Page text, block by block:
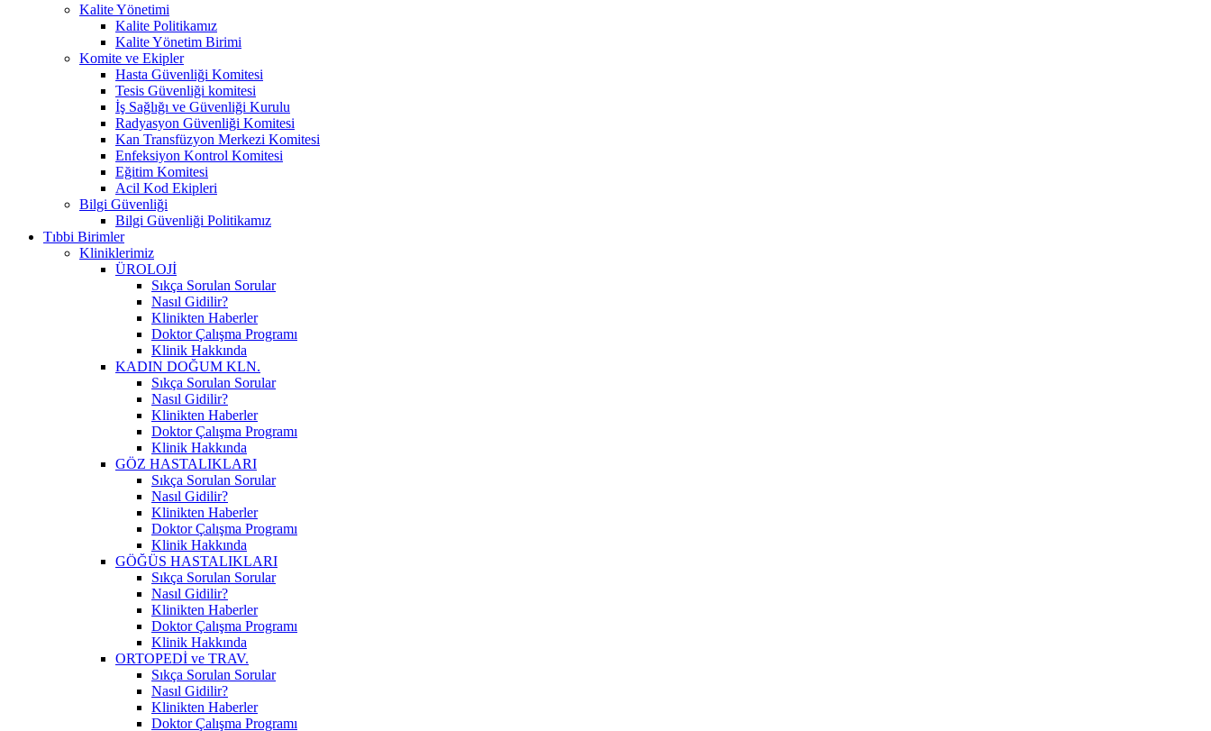
Kalite Yönetimi
Kalite Politikamız
Kalite Yönetim Birimi
Komite ve Ekipler
Hasta Güvenliği Komitesi
Tesis Güvenliği komitesi
İş Sağlığı ve Güvenliği Kurulu
Radyasyon Güvenliği Komitesi
Kan Transfüzyon Merkezi Komitesi
Enfeksiyon Kontrol Komitesi
Eğitim Komitesi
Acil Kod Ekipleri
Bilgi Güvenliği
Bilgi Güvenliği Politikamız
Tıbbi Birimler
Kliniklerimiz
ÜROLOJİ
Sıkça Sorulan Sorular
Nasıl Gidilir?
Klinikten Haberler
Doktor Çalışma Programı
Klinik Hakkında
KADIN DOĞUM KLN.
Sıkça Sorulan Sorular
Nasıl Gidilir?
Klinikten Haberler
Doktor Çalışma Programı
Klinik Hakkında
GÖZ HASTALIKLARI
Sıkça Sorulan Sorular
Nasıl Gidilir?
Klinikten Haberler
Doktor Çalışma Programı
Klinik Hakkında
GÖĞÜS HASTALIKLARI
Sıkça Sorulan Sorular
Nasıl Gidilir?
Klinikten Haberler
Doktor Çalışma Programı
Klinik Hakkında
ORTOPEDİ ve TRAV.
Sıkça Sorulan Sorular
Nasıl Gidilir?
Klinikten Haberler
Doktor Çalışma Programı